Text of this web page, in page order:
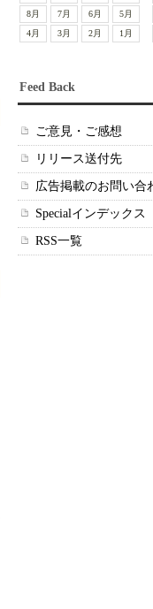
8月
7月 6月
5月
4月
3月 2月 1月
Feed Back
ご意見・ご感想
リリース送付先
広告掲載のお問い合
Specialインデックス
RSS一覧